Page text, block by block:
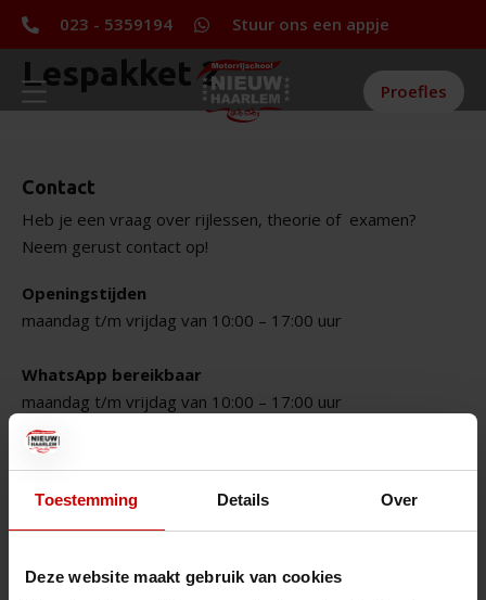
Toestemming Details Over
Deze website maakt gebruik van cookies
023 - 5359194 Stuur ons een appje
Proefles
Lespakket 2
Contact
Heb je een vraag over rijlessen, theorie of examen?
Neem gerust contact op!
Openingstijden
maandag t/m vrijdag van 10:00 – 17:00 uur
WhatsApp bereikbaar
maandag t/m vrijdag van 10:00 – 17:00 uur
2034 AZ Haarlem
023 - 5359194